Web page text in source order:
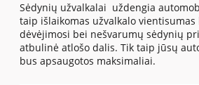
Sėdynių užvalkalai uždengia
taip išlaikomas užvalkalo
dėvėjimosi bei nešvarumų sėdynių
atbulinė atlošo dalis. Tik taip jūsų
bus apsaugotos maksimaliai.